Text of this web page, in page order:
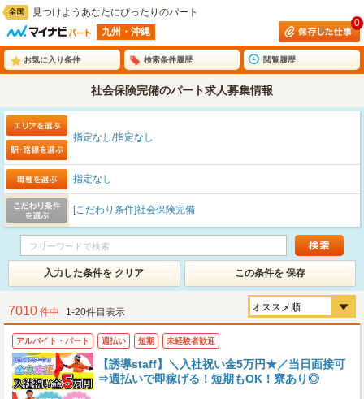
見つけようあなたにぴったりのパート
九州・沖縄
0
お気に入り条件 検索条件履歴 閲覧履歴
社会保険完備のパート求人募集情報
指定なし/指定なし
指定なし
[こだわり条件]社会保険完備
入力した条件を クリア この条件を 保存
7010 件中 1-20件目表示
アルバイト・パート 週払い 短期 未経験者歓迎
【誘導staff】＼入社祝い金5万円★／当日面接可
⇒週払いで即稼げる！短期もOK！寮あり◎